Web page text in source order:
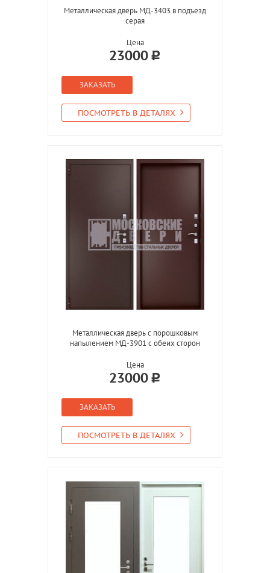
Металлическая дверь МД-3403 в подъезд
серая
Цена
23000
ЗАКАЗАТЬ
ПОСМОТРЕТЬ В ДЕТАЛЯХ
Металлическая дверь с порошковым
напылением МД-3901 с обеих сторон
Цена
23000
ЗАКАЗАТЬ
ПОСМОТРЕТЬ В ДЕТАЛЯХ